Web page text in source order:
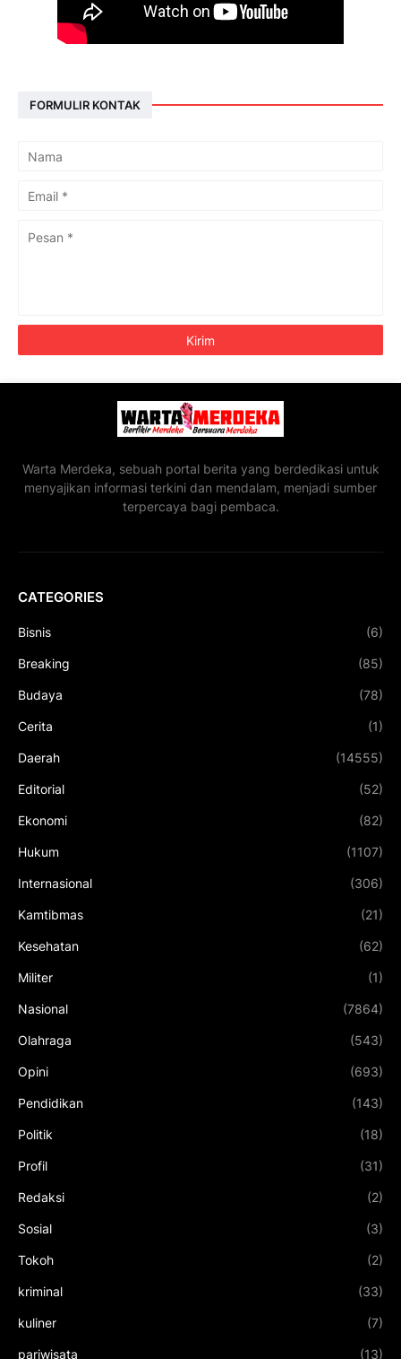
FORMULIR KONTAK
Warta Merdeka, sebuah portal berita yang berdedikasi untuk
menyajikan informasi terkini dan mendalam, menjadi sumber
terpercaya bagi pembaca.
CATEGORIES
Bisnis (6)
Breaking (85)
Budaya (78)
Cerita (1)
Daerah (14555)
Editorial (52)
Ekonomi (82)
Hukum (1107)
Internasional (306)
Kamtibmas (21)
Kesehatan (62)
Militer (1)
Nasional (7864)
Olahraga (543)
Opini (693)
Pendidikan (143)
Politik (18)
Profil (31)
Redaksi (2)
Sosial (3)
Tokoh (2)
kriminal (33)
kuliner (7)
pariwisata (13)